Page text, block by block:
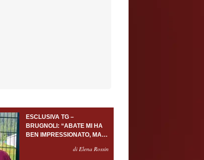
ESCLUSIVA TG –
BRUGNOLI: “ABATE MI HA
BEN IMPRESSIONATO, MA
PORTIERE SERVONOdi Elena Rossin